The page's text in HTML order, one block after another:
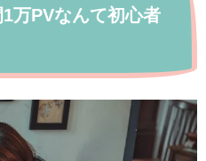
万PVなんて初心者